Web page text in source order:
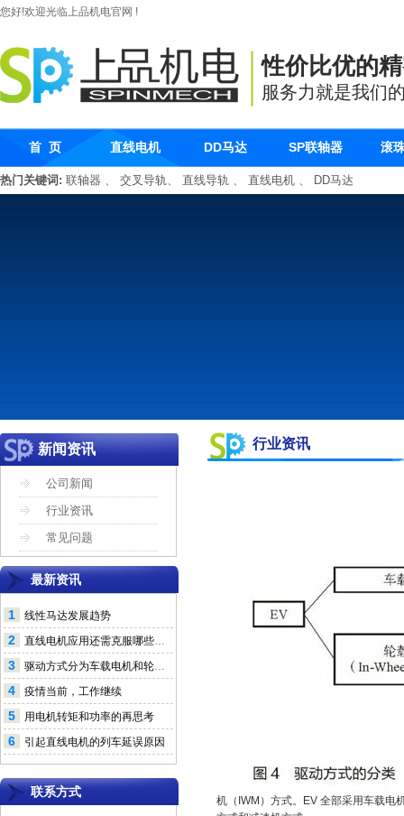
您好!欢迎光临上品机电官网 !
性价比优的
服务力就是我们
首 页 直线电机 DD马达 SP联轴器 滚
热门关键词: 联轴器 、 交叉导轨、 直线导轨 、 直线电机 、 DD马达
新闻资讯
公司新闻
行业资讯
常见问题
最新资讯
1 线性马达发展趋势
2 直线电机应用还需克服哪些问题
3 驱动方式分为车载电机和轮毂电机
4 疫情当前，工作继续
5 用电机转矩和功率的再思考
6 引起直线电机的列车延误原因
联系方式
行业资讯
机（IWM）方式。
EV 全部采用车载电